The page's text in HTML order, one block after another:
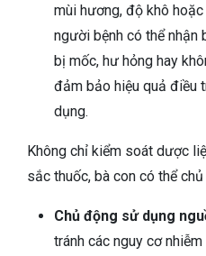
mùi hương, độ khô
người bệnh có thể
bị mốc, hư hỏng hay
đảm bảo hiệu quả điều
dụng.
Không chỉ kiểm soát dược
sắc thuốc, bà con có thể
Chủ động sử dụng
tránh các nguy cơ nhiễm